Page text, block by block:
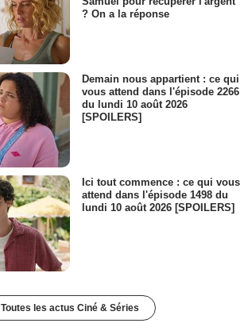
? On a la réponse
Demain nous appartient : ce qui
vous attend dans l'épisode 2266
du lundi 10 août 2026
[SPOILERS]
Ici tout commence : ce qui vous
attend dans l'épisode 1498 du
lundi 10 août 2026 [SPOILERS]
Toutes les actus Ciné & Séries